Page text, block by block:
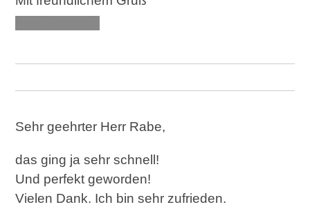
Sehr geehrter Herr Rabe,
das ging ja sehr schnell!
Und perfekt geworden!
Vielen Dank. Ich bin sehr zufrieden.